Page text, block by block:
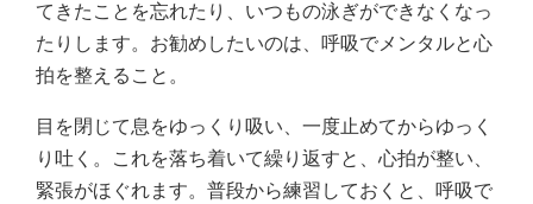
てきたことを忘れたり、いつもの泳ぎができなくなっ
たりします。お勧めしたいのは、呼吸でメンタルと心
拍を整えること。
目を閉じて息をゆっくり吸い、一度止めてからゆっく
り吐く。これを落ち着いて繰り返すと、心拍が整い、
緊張がほぐれます。普段から練習しておくと、呼吸で